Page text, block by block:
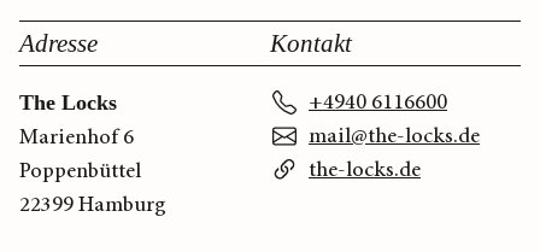
Adresse
The Locks
Marienhof 6
Poppenbüttel
22399 Hamburg
Kontakt
+4940 6116600
mail@the-locks.de
the-locks.de